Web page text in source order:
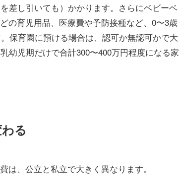
差し引いても）かかります。さらにベビーベ
の育児用品、医療費や予防接種など、0〜3歳
保育園に預ける場合は、認可か無認可かで大
幼児期だけで合計300〜400万円程度になる家
る
、公立と私立で大きく異なります。